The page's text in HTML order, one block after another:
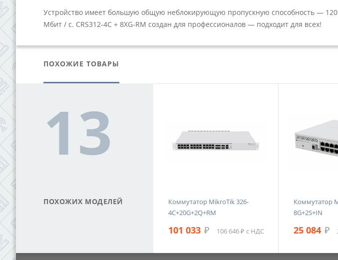
Устройство имеет большую общую неблокирующую пропускную способность —
Мбит / с. CRS312-4C + 8XG-RM создан для профессионалов — подходит для всех!
ПОХОЖИЕ ТОВАРЫ
13
ПОХОЖИХ МОДЕЛЕЙ
Коммутатор MikroTik 305-1G-
Коммутатор MikroTik 326-
4C+20G+2Q+RM
101 033 ₽ 106 646 ₽ с НДС
Коммутатор
8G+2S+IN
25 084 ₽